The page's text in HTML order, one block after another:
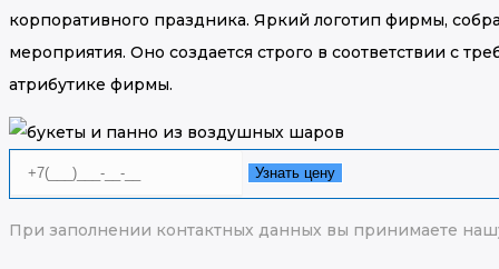
корпоративного праздника. Яркий логотип фирмы,
мероприятия. Оно создается строго в соответствии с
атрибутике фирмы.
Узнать цену
При заполнении контактных данных вы принимаете